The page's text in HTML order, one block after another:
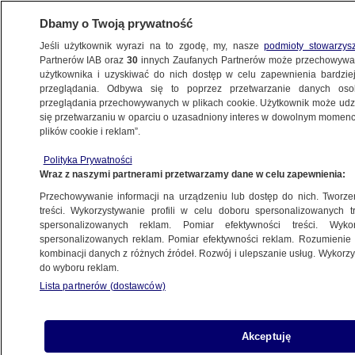
POLSKA
przekazem". "To bardzo wzmacnia naszą
pozycję"
24.09.2025, 20:11
Posłuchaj artykułu
Czyta lektor AI
Dbamy o Twoją prywatność
Jeśli użytkownik wyrazi na to zgodę, my, naszepodmioty
Partnerów IAB oraz30 innych Zaufanych Partnerów może
użytkownika i uzyskiwać do nich dostęp w celu zapewnienia
przeglądania. Odbywa się to poprzez przetwarzanie danych
przeglądania przechowywanych w plikach cookie. Użytkownik może
się przetwarzaniu w oparciu o uzasadniony interes w dowolnym
plików cookie i reklam”.
Polityka Prywatności
Wraz z naszymi partnerami przetwarzamy dane w celu zapewnienia:
Przechowywanie informacji na urządzeniu lub dostęp do nich.
treści. Wykorzystywanie profili w celu doboru spersonalizowanych
spersonalizowanych reklam. Pomiar efektywności treści.
spersonalizowanych reklam. Pomiar efektywności reklam.
kombinacji danych z różnych źródeł. Rozwój i ulepszanie usług.
do wyboru reklam.
Lista partnerów (dostawców)
Akceptuję